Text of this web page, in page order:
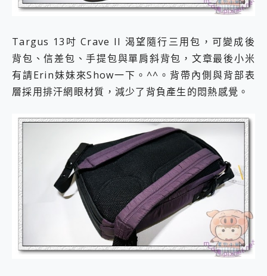
磁碟系統大風吹 有了 磁碟管理程式 EaseUS Partition Master 就是這麼簡單
vivo TWS 3e 真無線藍牙耳機智慧降噪升級、音質明亮溫潤，並支援雙設備連接~
MSI Claw 掌機專屬配件包 來囉 完美保護 MSI Claw A1M-026TW 電競掌機
人像旗艦 vivo V30 系列 開箱 評測! 首搭蔡司光學鏡頭、攝影棚級柔光環、拍攝功能最好玩的美拍神機 vivo V30 Pro
一吸完美對位 擁有超強吸力與超好用的隱磁支架 O-ONE MAG 最會吸的行動電源 開箱 評測
近八千元的 Soundcore Liberty 5 Pro Max，有螢幕的耳機會是智商稅嗎?
ASUS Pad 全面應援 Me Time，加碼愛奇藝黃金雙周卡體驗，專案價最低 NT$0 起
榮耀 HONOR 600 Pro x MOLLY Limited Edition 限量版開賣，攜手味全龍進駐大巨蛋萬人盛典
Targus 13吋 Crave II 渴望隨行三用包，可變成後
背包、信差包、手提包與單肩斜背包，文章最後小米
有請Erin妹妹來Show一下。^^。背帶內側與背部表
層採用排汗網眼材質，減少了背負產生的悶熱感覺。